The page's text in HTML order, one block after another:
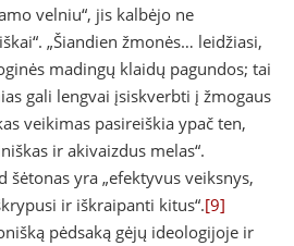
velniu“, jis kalbėjo ne
„Šiandien žmonės… leidžiasi,
madingų klaidų pagundos; tai
gali lengvai įsiskverbti į žmogaus
veikimas pasireiškia ypač ten,
ir akivaizdus melas“.
šėtonas yra „efektyvus veiksnys,
ir iškraipanti kitus“.[9]
pėdsaką gėjų ideologijoje ir